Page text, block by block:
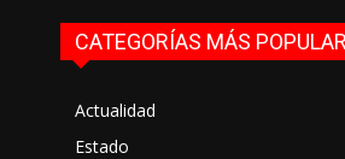
CATEGORÍAS MÁS
Actualidad
Estado